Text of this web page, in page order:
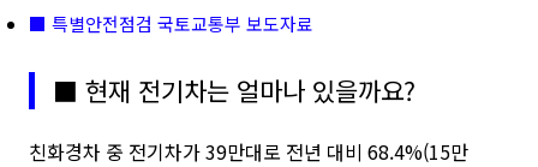
■ 특별안전점검 국토교통부 보도자료
■ 현재 전기차는 얼마나 있을까요?
친화경차 중 전기차가 39만대로 전년 대비 68.4%(15만